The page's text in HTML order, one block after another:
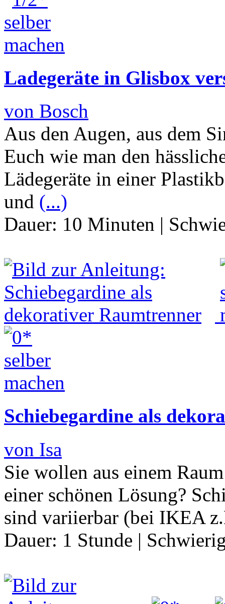
Ladegeräte in Glisbox
von Bosch
Aus den Augen, aus dem
Euch wie man den
Lädegeräte in einer
und (...)
Dauer: 10 Minuten |
Schiebegardine als
von Isa
Sie wollen aus einem
einer schönen Lösung?
sind variierbar (bei IKEA
Dauer: 1 Stunde |